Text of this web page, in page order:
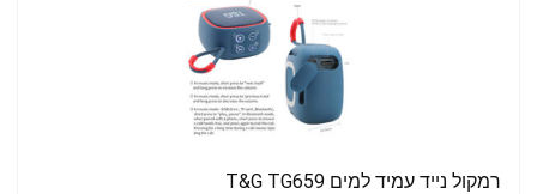
רמקול נייד עמיד למים T&G TG659